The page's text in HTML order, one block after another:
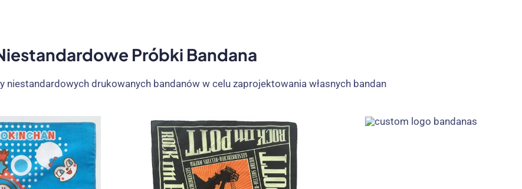
Próbki Bandana
niestandardowych drukowanych bandanów w celu zaprojektowania własnych bandan